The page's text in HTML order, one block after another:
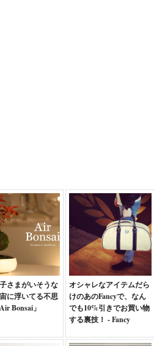
さまがいそうな
に浮いてる不思
Bonsai」
オシャレなアイテムだら
けのあのFancyで、なん
でも10%引きでお買い物
する裏技！ - Fancy